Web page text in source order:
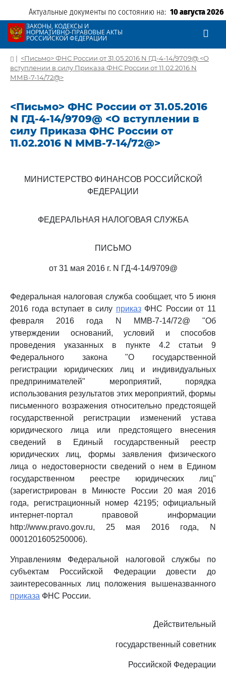
Актуальные документы по состоянию на: 10 августа 2026
ЗАКОНЫ, КОДЕКСЫ И
НОРМАТИВНО-ПРАВОВЫЕ АКТЫ
РОССИЙСКОЙ ФЕДЕРАЦИИ
| <Письмо> ФНС России от 31.05.2016 N ГД-4-14/9709@ <О
вступлении в силу Приказа ФНС России от 11.02.2016 N
ММВ-7-14/72@>
<Письмо> ФНС России от 31.05.2016
N ГД-4-14/9709@ <О вступлении в
силу Приказа ФНС России от
11.02.2016 N ММВ-7-14/72@>
МИНИСТЕРСТВО ФИНАНСОВ РОССИЙСКОЙ
ФЕДЕРАЦИИ
ФЕДЕРАЛЬНАЯ НАЛОГОВАЯ СЛУЖБА
ПИСЬМО
от 31 мая 2016 г. N ГД-4-14/9709@
Федеральная налоговая служба сообщает, что 5 июня
2016 года вступает в силу приказФНС России от 11
февраля 2016 года N ММВ-7-14/72@ "Об
утверждении оснований, условий и способов
проведения указанных в пункте 4.2 статьи 9
Федерального закона "О государственной
регистрации юридических лиц и индивидуальных
предпринимателей" мероприятий, порядка
использования результатов этих мероприятий, формы
письменного возражения относительно предстоящей
государственной регистрации изменений устава
юридического лица или предстоящего внесения
сведений в Единый государственный реестр
юридических лиц, формы заявления физического
лица о недостоверности сведений о нем в Едином
государственном реестре юридических лиц"
(зарегистрирован в Минюсте России 20 мая 2016
года, регистрационный номер 42195; официальный
интернет-портал правовой информации
http://www.pravo.gov.ru, 25 мая 2016 года, N
0001201605250006).
Управлениям Федеральной налоговой службы по
субъектам Российской Федерации довести до
заинтересованных лиц положения вышеназванного
приказа ФНС России.
Действительный
государственный советник
Российской Федерации